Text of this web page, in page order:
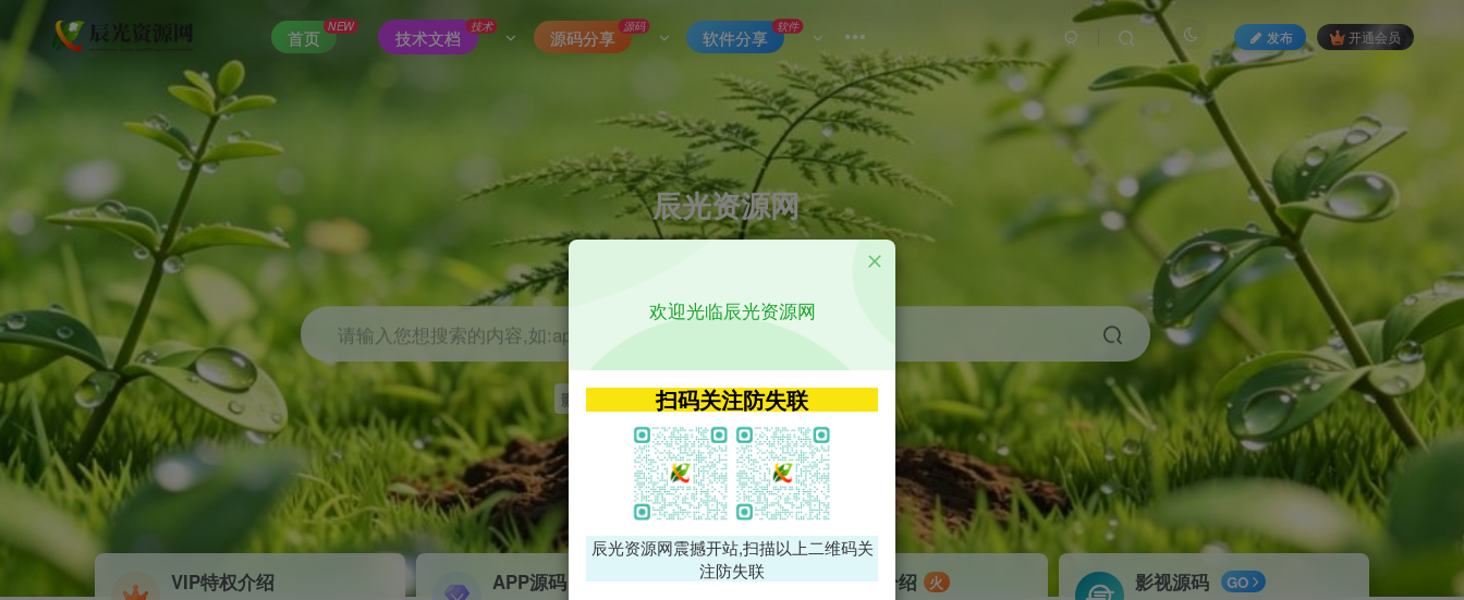
首页
NEW
技术文档
技术
源码分享
源码
软件分享
软件
发布 开通会员
辰光资源网
优质的网络资源分享平台
请输入您想搜索的内容,如:app源码
影视 神马 getapp 原神
VIP特权介绍 APP源码 VIP特权介绍 火 影视源码 GO
欢迎光临辰光资源网
扫码关注防失联
辰光资源网震撼开站,扫描以上二维码关
注防失联